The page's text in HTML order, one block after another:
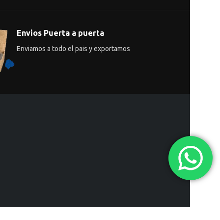
Envios Puerta a puerta
Enviamos a todo el pais y exportamos